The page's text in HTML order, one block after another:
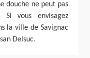
douche ne peut pas
vous envisagez
la ville de Savignac
Delsuc.